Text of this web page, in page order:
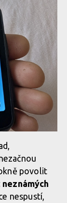
povolit
nespustí,